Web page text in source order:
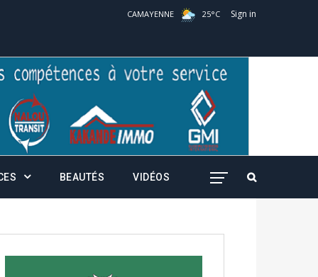
CAMAYENNE 25°C Sign in
BEAUTÉS VIDÉOS